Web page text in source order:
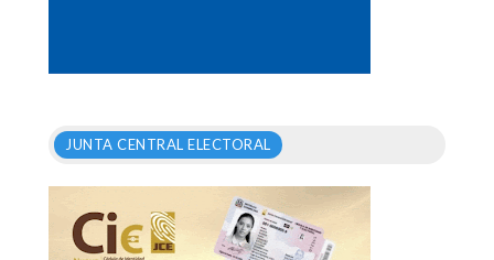
JUNTA CENTRAL ELECTORAL